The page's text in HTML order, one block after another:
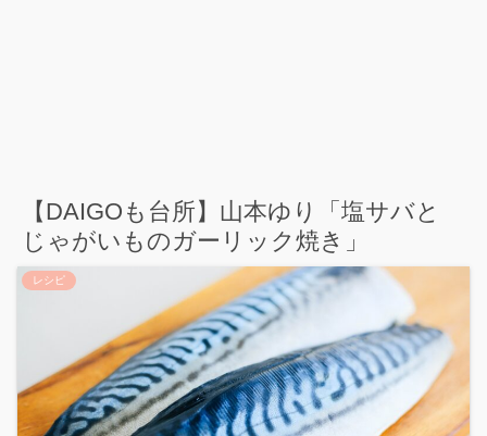
【DAIGOも台所】山本ゆり「塩サバと
じゃがいものガーリック焼き」
レシピ